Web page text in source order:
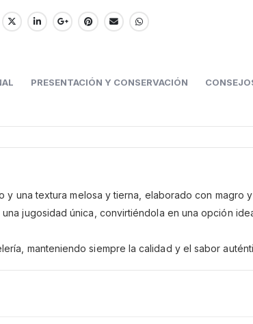
PRESENTACIÓN Y CONSERVACIÓN
una textura melosa y tierna, elaborado con magro
jugosidad única, convirtiéndola en una opción
manteniendo siempre la calidad y el sabor